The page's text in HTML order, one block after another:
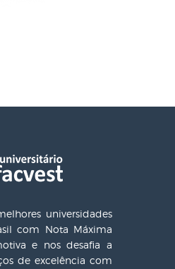
universidades
com Nota Máxima
e nos desafia a
de excelência com